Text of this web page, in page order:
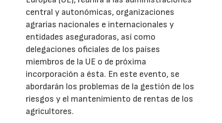
central y autonómicas, organizaciones
agrarias nacionales e internacionales y
entidades aseguradoras, así como
delegaciones oficiales de los países
miembros de la UE o de próxima
incorporación a ésta. En este evento, se
abordarán los problemas de la gestión de los
riesgos y el mantenimiento de rentas de los
agricultores.